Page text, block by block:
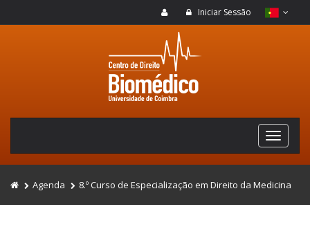
Iniciar Sessão
Agenda 8.º Curso de Especialização em Direito da Medicina